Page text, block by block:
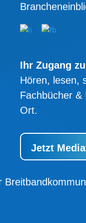
Ihr Zugang
Hören, lesen,
Fachbücher &
Ort.
Jetzt